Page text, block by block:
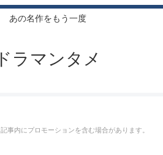
あの名作をもう一度
ドラマンタメ
記事内にプロモーションを含む場合があります。